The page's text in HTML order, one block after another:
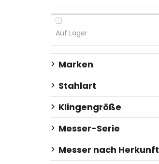
Auf Lager
Marken
Stahlart
Klingengröße
Messer-Serie
Messer nach Herkunft